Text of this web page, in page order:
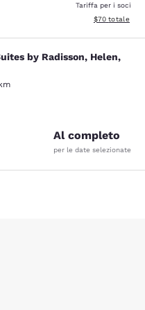
Tariffa per i soci
Visualizza i
$70 totale
by Radisson,
by Radisson, Helen,
Molto buono. 418 recensioni
Al completo
per le date selezionate